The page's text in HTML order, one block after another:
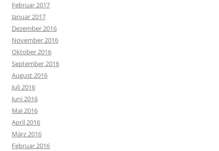
Februar 2017
Januar 2017
Dezember 2016
November 2016
Oktober 2016
September 2016
August 2016
Juli 2016
Juni 2016
Mai 2016
April 2016
März 2016
Februar 2016